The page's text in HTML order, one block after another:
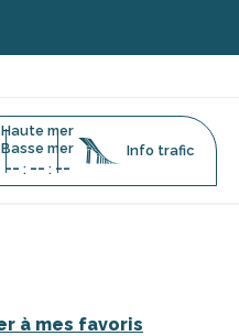
Haute mer
Basse mer
-- : -- : --
Info trafic
favoris
à mes favoris